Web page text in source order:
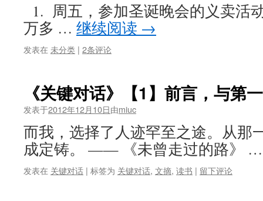
1. 周五，参加圣诞晚会的义卖活
万多 … 继续阅读 →
发表在 未分类 | 2条评论
《关键对话》【1】前言，与第
发表于2012年12月10日由miuc
而我，选择了人迹罕至之途。从那
成定铸。 —— 《未曾走过的路》
发表在 关键对话 | 标签为 关键对话, 文摘, 读书 | 留下评论